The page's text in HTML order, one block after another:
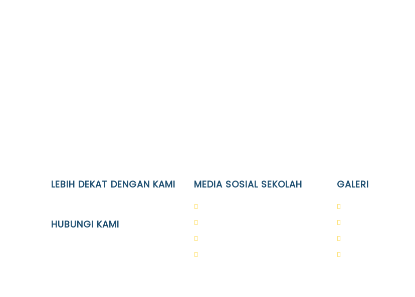
LEBIH DEKAT DENGAN KAMI
HUBUNGI KAMI
MEDIA SOSIAL SEKOLAH GALERI